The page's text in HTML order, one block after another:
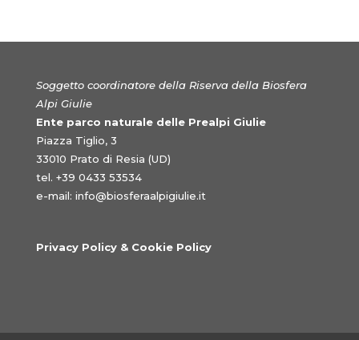
Soggetto coordinatore della Riserva della Biosfera
Alpi Giulie
Ente parco naturale delle Prealpi Giulie
Piazza Tiglio, 3
33010 Prato di Resia (UD)
tel. +39 0433 53534
e-mail: info@biosferaalpigiulie.it
Privacy Policy & Cookie Policy